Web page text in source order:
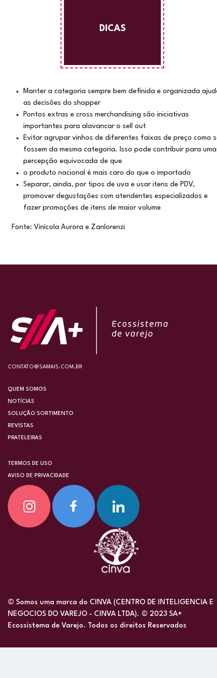
DICAS
Manter a categoria sempre bem definida e organizada
as decisões do shopper
Pontos extras e cross merchandising são iniciativas
importantes para alavancar o sell out
Evitar agrupar vinhos de diferentes faixas de preço como
fossem da mesma categoria. Isso pode contribuir para uma
percepção equivocada de que
o produto nacional é mais caro do que o importado
Separar, ainda, por tipos de uva e usar itens de PDV,
promover degustações com atendentes especializados e
fazer promoções de itens de maior volume
Fonte: Vinícola Aurora e Zanlorenzi
CONTATO@SAMAIS.COM.BR
QUEM SOMOS
NOTÍCIAS
SOLUÇÃO SORTIMENTO
REVISTAS
PRATELEIRAS
TERMOS DE USO
AVISO DE PRIVACIDADE
© Somos uma marca do CINVA (CENTRO DE INTELIGENCIA E
NEGOCIOS DO VAREJO - CINVA LTDA). © 2023 SA+
Ecossistema de Varejo. Todos os direitos Reservados